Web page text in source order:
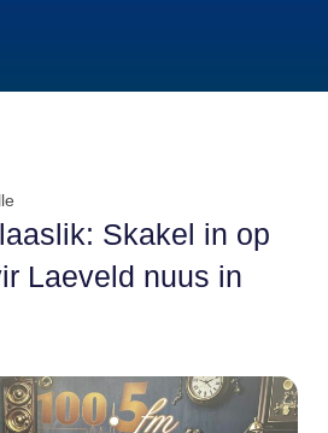
Skakel in op
Laeveld nuus in